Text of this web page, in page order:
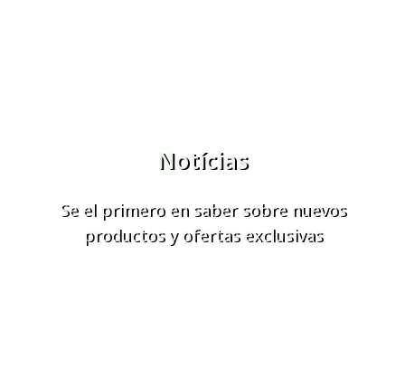
Notícias
Se el primero en saber sobre nuevos
productos y ofertas exclusivas